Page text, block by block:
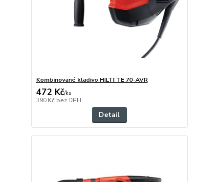
Kombinované kladivo HILTI TE 70-AVR
472 Kč/ks
390 Kč bez DPH
Detail